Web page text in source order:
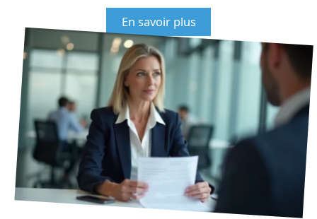
En savoir plus